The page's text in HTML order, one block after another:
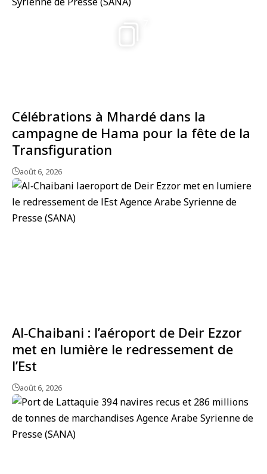
Célébrations à Mhardé dans la
campagne de Hama pour la fête de la
Transfiguration
août 6, 2026
Al‑Chaibani : l’aéroport de Deir Ezzor
met en lumière le redressement de
l’Est
août 6, 2026